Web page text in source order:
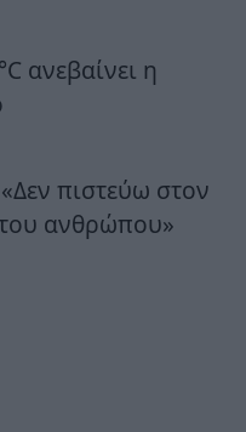
ανεβαίνει η
πιστεύω στον
ανθρώπου»